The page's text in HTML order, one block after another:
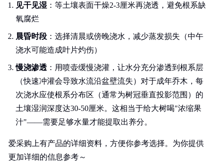
见干见湿 ：等土壤表面干燥2-3厘米再浇透，避免根系缺
氧腐烂
晨昏时段 ：选择清晨或傍晚浇水，减少蒸发损失（中午
浇水可能造成叶片灼伤）
慢浇渗透 ：用喷壶缓慢浇灌，让水分充分渗透到根系层
（快速冲灌会导致水流沿盆壁流失）对于成年乔木，每
次浇水应使根系分布区（通常为树冠垂直投影范围）的
土壤湿润深度达30-50厘米。这相当于给大树喝"浓缩果
汁"——需要足够水量才能提取出养分。
爱采购上有产品的详细资料，方便你参考选择。为你提供
更加详细的信息参考～